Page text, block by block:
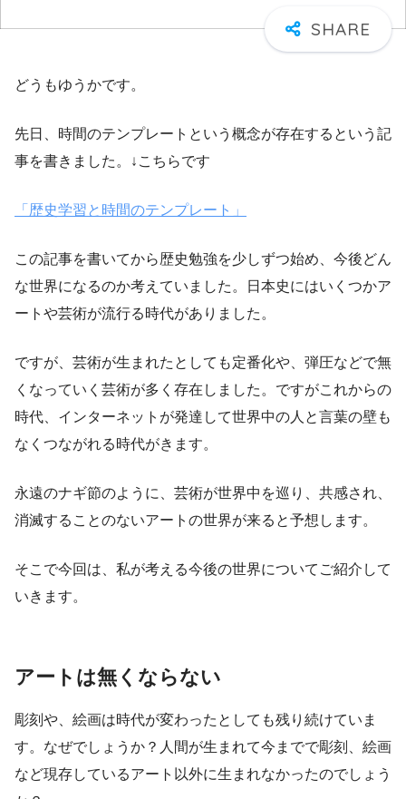
どうもゆうかです。
先日、時間のテンプレートという概念が存在するという記
事を書きました。↓こちらです
「歴史学習と時間のテンプレート」
この記事を書いてから歴史勉強を少しずつ始め、今後どん
な世界になるのか考えていました。日本史にはいくつかア
ートや芸術が流行る時代がありました。
ですが、芸術が生まれたとしても定番化や、弾圧などで無
くなっていく芸術が多く存在しました。ですがこれからの
時代、インターネットが発達して世界中の人と言葉の壁も
なくつながれる時代がきます。
永遠のナギ節のように、芸術が世界中を巡り、共感され、
消滅することのないアートの世界が来ると予想します。
そこで今回は、私が考える今後の世界についてご紹介して
いきます。
アートは無くならない
彫刻や、絵画は時代が変わったとしても残り続けていま
す。なぜでしょうか？人間が生まれて今までで彫刻、絵画
など現存しているアート以外に生まれなかったのでしょう